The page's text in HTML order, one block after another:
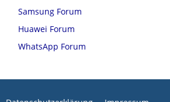
Samsung Forum
Huawei Forum
WhatsApp Forum